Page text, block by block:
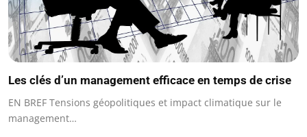
Les clés d’un management efficace en temps de crise
EN BREF Tensions géopolitiques et impact climatique sur le
management…